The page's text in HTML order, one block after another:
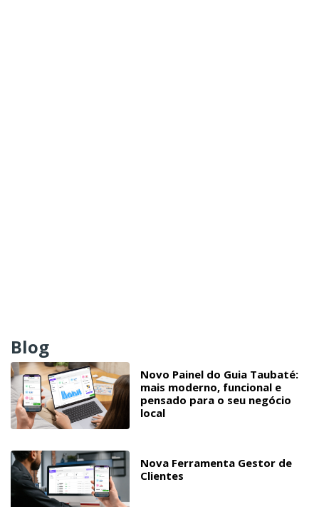
Blog
Novo Painel do Guia Taubaté:
mais moderno, funcional e
pensado para o seu negócio
local
Nova Ferramenta Gestor de
Clientes